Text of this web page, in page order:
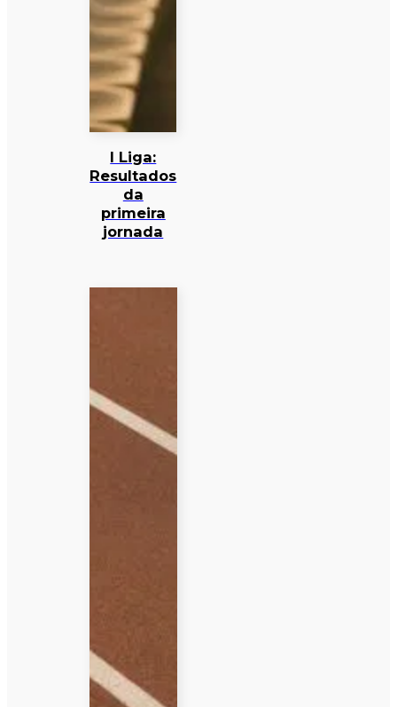
I Liga:
Resultados
da
primeira
jornada